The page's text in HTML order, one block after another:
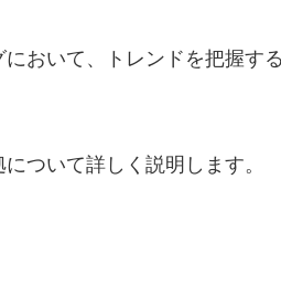
おいて、トレンドを把握す
ついて詳しく説明します。